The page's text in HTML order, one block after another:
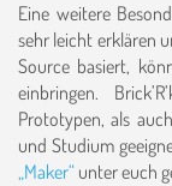
Eine weitere
sehr leicht erklären
Source basiert,
einbringen.
Prototypen, als
und Studium
„Maker“ unter euch